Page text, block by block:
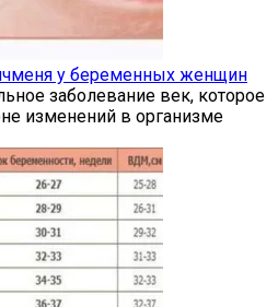
у беременных женщин
заболевание век, которое
изменений в организме